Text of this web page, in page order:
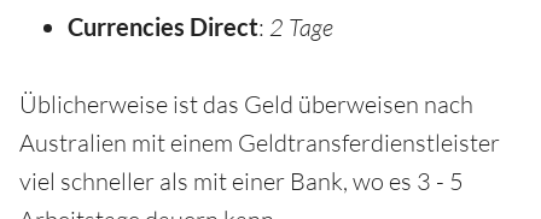
Currencies Direct: 2 Tage
Üblicherweise ist das Geld überweisen nach
Australien mit einem Geldtransferdienstleister
viel schneller als mit einer Bank, wo es 3 - 5